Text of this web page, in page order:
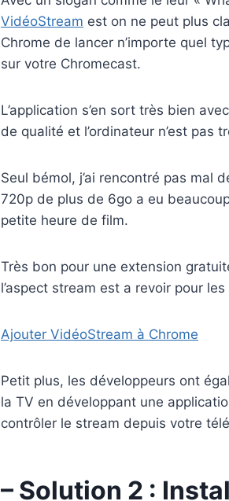
VidéoStream est on ne peut plus
Chrome de lancer n’importe quel
sur votre Chromecast.
L’application s’en sort très bien
de qualité et l’ordinateur n’est pas
Seul bémol, j’ai rencontré pas mal
720p de plus de 6go a eu
petite heure de film.
Très bon pour une extension
l’aspect stream est a revoir pour
Ajouter VidéoStream à Chrome
Petit plus, les développeurs ont
la TV en développant une
contrôler le stream depuis votre
– Solution 2 :